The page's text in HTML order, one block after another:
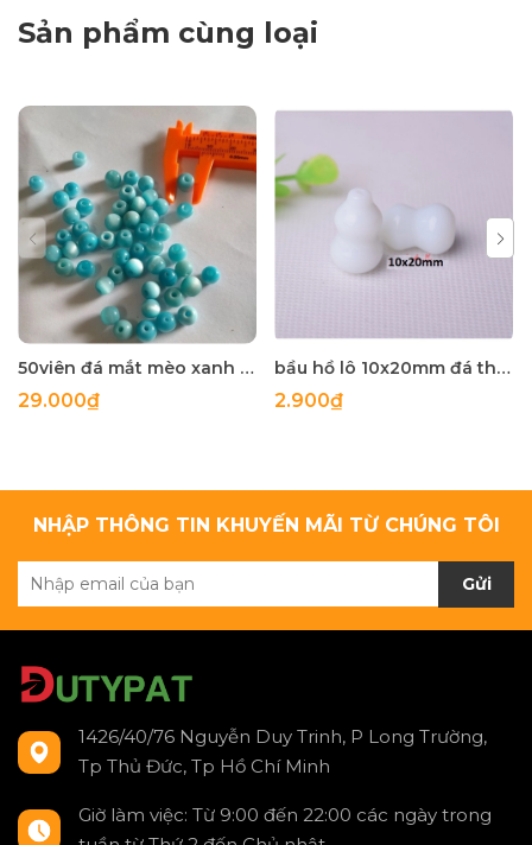
Sản phẩm cùng loại
50viên đá mắt mèo xanh trắng 6-7mm
29.000₫
bầu hồ lô 10x20mm đá thủy tinh
2.900₫
NHẬP THÔNG TIN KHUYẾN MÃI TỪ CHÚNG TÔI
Gửi
1426/40/76 Nguyễn Duy Trinh, P Long Trường,
Tp Thủ Đức, Tp Hồ Chí Minh
Giờ làm việc: Từ 9:00 đến 22:00 các ngày trong